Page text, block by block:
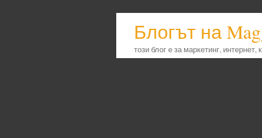
Блогът на
този блог е за маркетинг,